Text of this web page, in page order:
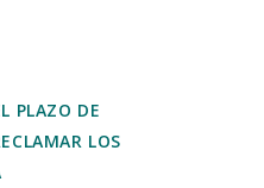
PLAZO DE
LOS